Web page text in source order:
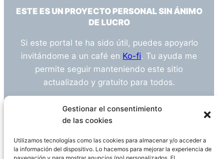
Gestionar el consentimiento
de las cookies
Utilizamos tecnologías como las cookies para almacenar y/o acceder a
la información del dispositivo. Lo hacemos para mejorar la experiencia de
ESTE ES UN PROYECTO PERSONAL SIN ÁNIMO
DE LUCRO
Si este portal te ha sido útil, puedes apoyarlo
invitándome a un café en Ko-fi. Tu ayuda me
permite seguir manteniendo este sitio
actualizado y gratuito para todos.
¿Tienes alguna duda o sugerencia? Escríbeme
info@empleosanitarioinvestigacion.es